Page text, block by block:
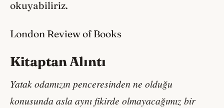
okuyabiliriz.
London Review of Books
Kitaptan Alıntı
Yatak odamızın penceresinden ne olduğu
konusunda asla aynı fikirde olmayacağımız bir